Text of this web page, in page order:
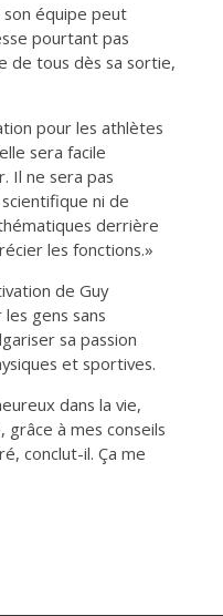
son équipe peut
pourtant pas
de tous dès sa sortie,
pour les athlètes
sera facile
Il ne sera pas
ni de
derrière
les fonctions.»
de Guy
gens sans
sa passion
et sportives.
dans la vie,
grâce à mes conseils
conclut-il. Ça me